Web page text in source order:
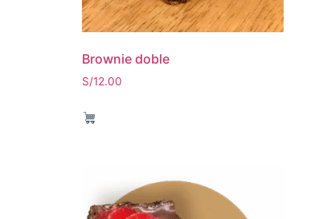
Brownie doble
S/12.00